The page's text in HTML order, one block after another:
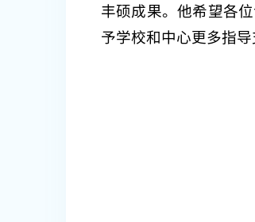
丰硕成果。他希望各
予学校和中心更多指